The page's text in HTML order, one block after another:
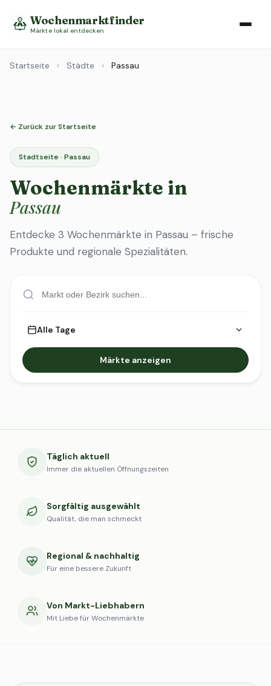
Wochenmarktfinder
Märkte lokal entdecken
Startseite › Städte › Passau
← Zurück zur Startseite
Stadtseite · Passau
Wochenmärkte in
Passau
Entdecke 3 Wochenmärkte in Passau – frische
Produkte und regionale Spezialitäten.
Alle Tage
Märkte anzeigen
Täglich aktuell
Immer die aktuellen Öffnungszeiten
Sorgfältig ausgewählt
Qualität, die man schmeckt
Regional & nachhaltig
Für eine bessere Zukunft
Von Markt-Liebhabern
Mit Liebe für Wochenmärkte